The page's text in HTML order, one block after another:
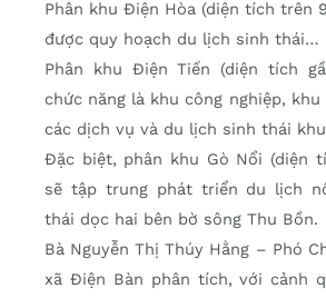
Phân khu Điện Hòa (diện tích trên
được quy hoạch du lịch sinh thái…
Phân khu Điện Tiến (diện tích
chức năng là khu công nghiệp,
các dịch vụ và du lịch sinh thái
Đặc biệt, phân khu Gò Nổi (diện
sẽ tập trung phát triển du lịch
thái dọc hai bên bờ sông Thu Bồn.
Bà Nguyễn Thị Thúy Hằng – Phó
xã Điện Bàn phân tích, với cảnh